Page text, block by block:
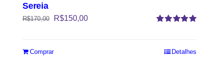
Sereia
R$170,00 R$150,00
Comprar Detalhes